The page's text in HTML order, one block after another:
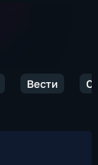
Вести